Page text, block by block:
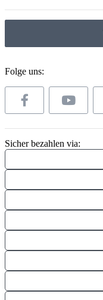
Folge uns:
Sicher bezahlen via: